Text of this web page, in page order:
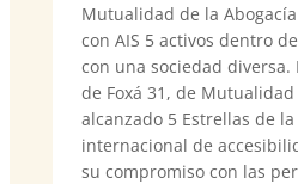
Mutualidad de la
con AIS 5 activos dentro
con una sociedad diversa.
de Foxá 31, de
alcanzado 5 Estrellas de
internacional de
su compromiso con las